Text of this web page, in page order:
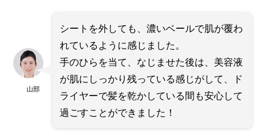
山部
シートを外しても、濃いベールで肌が覆わ
れているように感じました。
手のひらを当て、なじませた後は、美容液
が肌にしっかり残っている感じがして、ド
ライヤーで髪を乾かしている間も安心して
過ごすことができました！